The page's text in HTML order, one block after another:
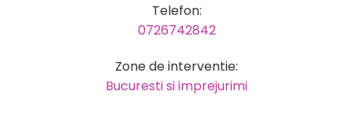
Telefon:
0726742842
Zone de interventie:
Bucuresti si imprejurimi